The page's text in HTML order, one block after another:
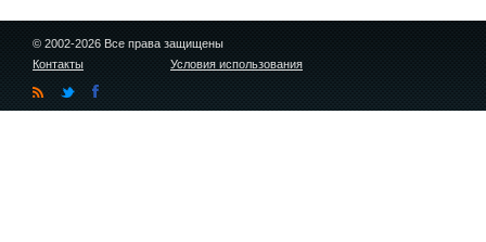
© 2002-2026 Все права защищены
Контакты
Условия использования